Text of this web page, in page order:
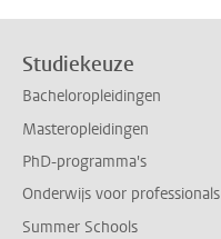
Studiekeuze
Bacheloropleidingen
Masteropleidingen
PhD-programma's
Onderwijs voor professionals
Summer Schools